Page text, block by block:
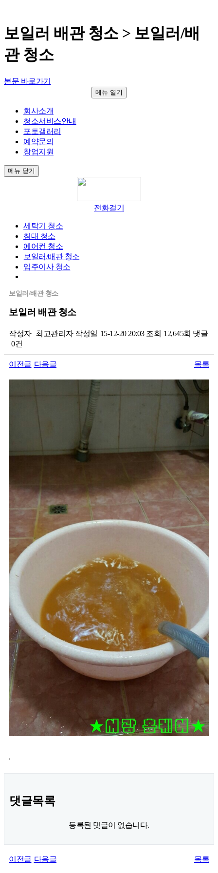
보일러 배관 청소 > 보일러/배
관 청소
본문 바로가기
메뉴 열기
회사소개
청소서비스안내
포토갤러리
예약문의
창업지원
메뉴 닫기
전화걸기
세탁기 청소
침대 청소
에어컨 청소
보일러/배관 청소
입주이사 청소
보일러/배관 청소
보일러 배관 청소
작성자 최고관리자 작성일 15-12-20 20:03조회 12,645회 댓글
0건
이전글 다음글 목록
.
댓글목록
등록된 댓글이 없습니다.
이전글 다음글 목록